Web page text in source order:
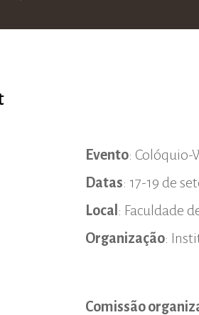
Evento: Colóquio-
Datas: 17-19 de
Local : Faculdade
Organização:
Comissão